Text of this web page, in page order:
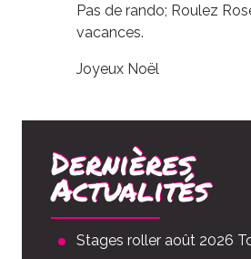
Pas de rando; Roulez
vacances.
Joyeux Noël
Dernières
Actualités
Stages roller août 2026